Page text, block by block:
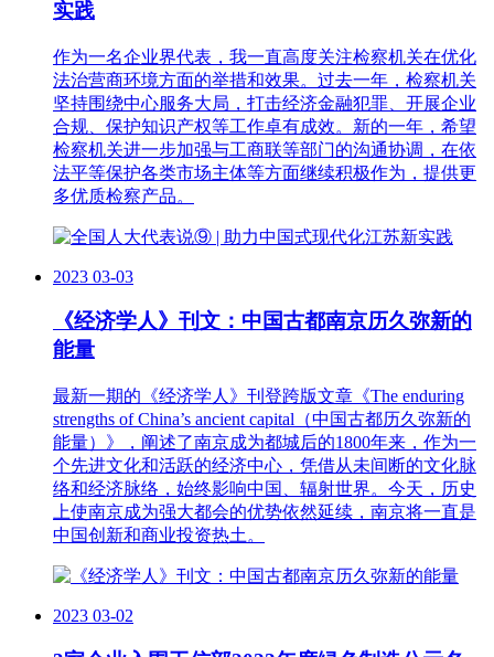
实践
作为一名企业界代表，我一直高度关注检察机关在优化
法治营商环境方面的举措和效果。过去一年，检察机关
坚持围绕中心服务大局，打击经济金融犯罪、开展企业
合规、保护知识产权等工作卓有成效。新的一年，希望
检察机关进一步加强与工商联等部门的沟通协调，在依
法平等保护各类市场主体等方面继续积极作为，提供更
多优质检察产品。
2023 03-03
《经济学人》刊文：中国古都南京历久弥新的
能量
最新一期的《经济学人》刊登跨版文章《The enduring
strengths of China’s ancient capital（中国古都历久弥新的
能量）》，阐述了南京成为都城后的1800年来，作为一
个先进文化和活跃的经济中心，凭借从未间断的文化脉
络和经济脉络，始终影响中国、辐射世界。今天，历史
上使南京成为强大都会的优势依然延续，南京将一直是
中国创新和商业投资热土。
2023 03-02